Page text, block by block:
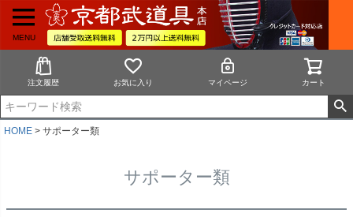
MENU
注文履歴 お気に入り マイページ カート
HOME サポーター類
サポーター類